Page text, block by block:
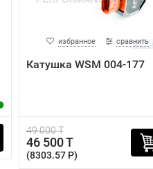
избранное сравнить
Катушка WSM 004-177
49 000 T
46 500 T
(8303.57 P)